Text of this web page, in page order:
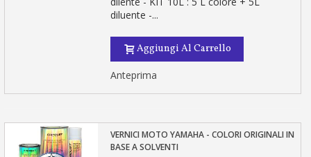
diluente -...
Aggiungi Al Carrello
Anteprima
VERNICI MOTO YAMAHA - COLORI ORIGINALI IN
BASE A SOLVENTI